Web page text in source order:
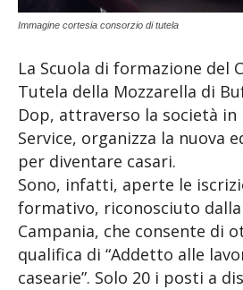
Immagine cortesia consorzio di tutela
La Scuola di formazione del
Tutela della Mozzarella di
Dop, attraverso la società in
Service, organizza la nuova
per diventare casari.
Sono, infatti, aperte le
formativo, riconosciuto dalla
Campania, che consente di
qualifica di “Addetto alle
casearie”. Solo 20 i posti a